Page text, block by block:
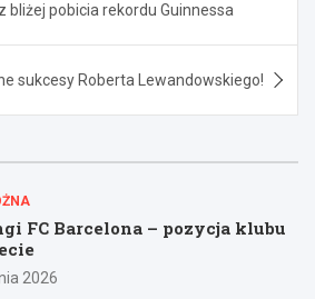
bliżej pobicia rekordu Guinnessa
sukcesy Roberta Lewandowskiego!
FC Barcelona – pozycja klubu
2026